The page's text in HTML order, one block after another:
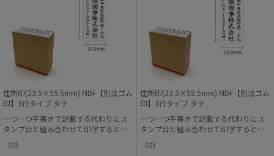
住所印(23.5×55.5mm) MDF【別注ゴム
印】3行タイプ タテ
一つ一つ手書きで記載する代わりにス
タンプ台と組み合わせて印字すると早
くて便利!
（0）
住所印(23.5×58.5mm) MDF【別注ゴム
印】3行タイプ タテ
一つ一つ手書きで記載する代わりにス
タンプ台と組み合わせて印字すると早
くて便利!
（0）